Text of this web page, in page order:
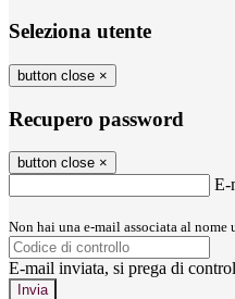
Seleziona utente
button close ×
Recupero password
button close ×
E-
Non hai una e-mail associata al
E-mail inviata, si prega di